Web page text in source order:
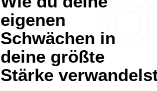
eigenen
Schwächen in
deine größte
Stärke